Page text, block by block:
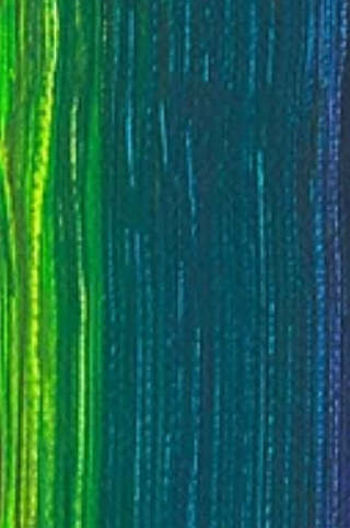
Dieser Beitrag erklärt, wie